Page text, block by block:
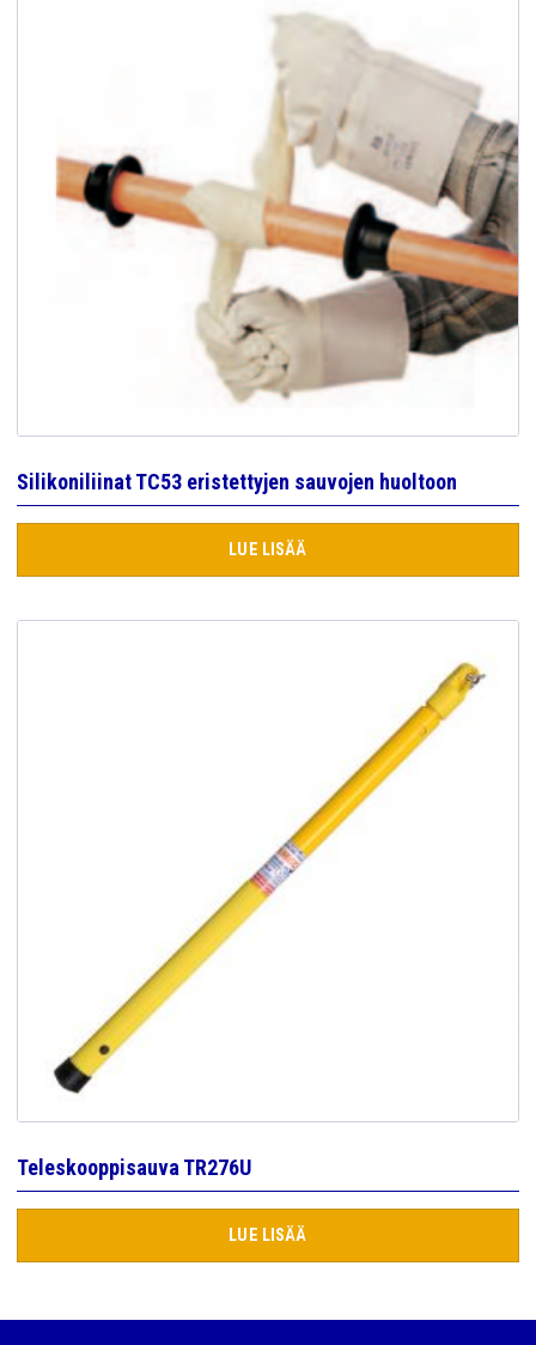
Silikoniliinat TC53 eristettyjen sauvojen huoltoon
LUE LISÄÄ
Teleskooppisauva TR276U
LUE LISÄÄ